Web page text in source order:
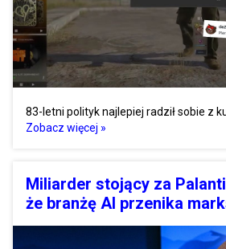
83-letni polityk najlepiej radził sobie z
Zobacz więcej »
Miliarder stojący za
że branżę AI przenika